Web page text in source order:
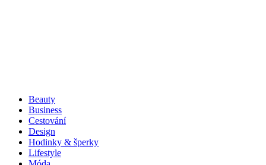
Beauty
Business
Cestování
Design
Hodinky & šperky
Lifestyle